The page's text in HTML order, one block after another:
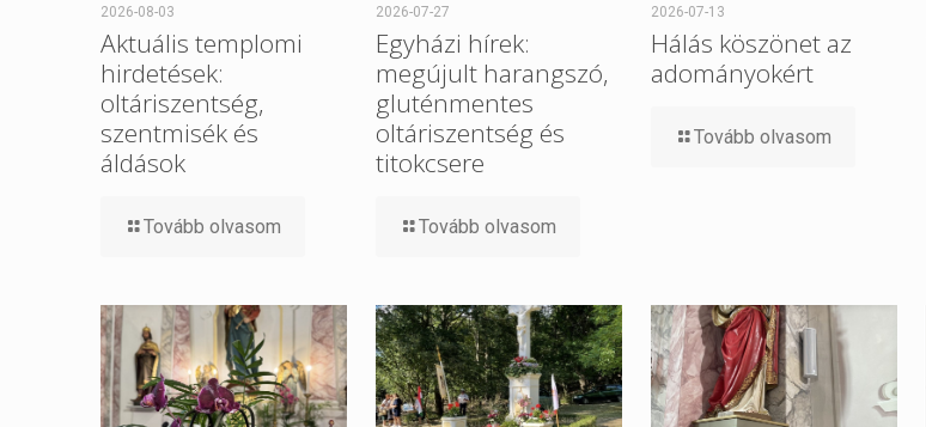
2026-08-03
Aktuális templomi
hirdetések:
oltáriszentség,
szentmisék és
áldások
Tovább olvasom
2026-07-27
Egyházi hírek:
megújult harangszó,
gluténmentes
oltáriszentség és
titokcsere
Tovább olvasom
2026-07-13
Hálás köszönet az
adományokért
Tovább olvasom